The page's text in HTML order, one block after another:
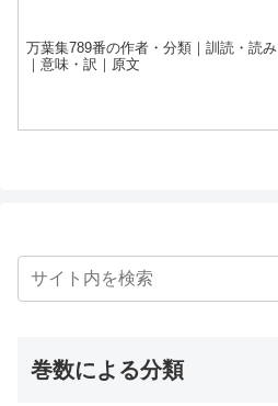
万葉集789番の作者・分類｜訓読・読み
｜意味・訳｜原文
巻数による分類